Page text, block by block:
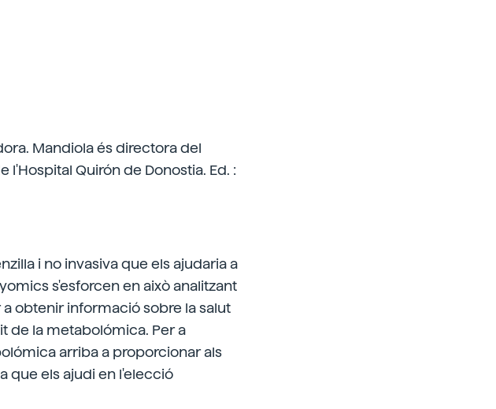
Mandiola és directora del
Quirón de Donostia. Ed. :
i no invasiva que els ajudaria a
s'esforcen en això analitzant
obtenir informació sobre la salut
de la metabolómica. Per a
arriba a proporcionar als
que els ajudi en l'elecció